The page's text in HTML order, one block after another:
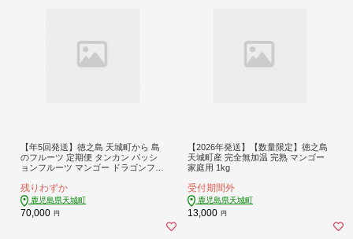
【年5回発送】徳之島 天城町から 島
のフルーツ 定期便 タンカン パッシ
ョンフルーツ マンゴー ドラゴンフル
残りわずか
鹿児島県天城町
70,000 円
【2026年発送】【数量限定】徳之島
天城町産 完全無加温 完熟 マンゴー
家庭用 1kg
受付期間外
鹿児島県天城町
13,000 円